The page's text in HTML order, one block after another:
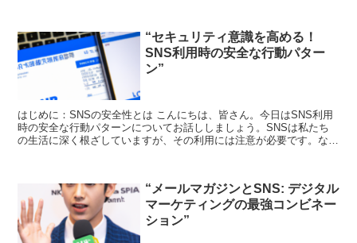
“セキュリティ意識を高める！
SNS利用時の安全な行動パター
ン”
はじめに：SNSの安全性とは こんにちは、皆さん。今日はSNS利用
時の安全な行動パターンについてお話ししましょう。SNSは私たち
の生活に深く根ざしていますが、その利用には注意が必要です。なぜ
“メールマガジンとSNS: デジタル
マーケティングの最強コンビネー
ション”